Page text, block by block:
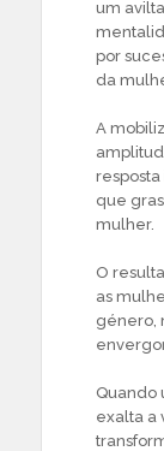
um
por
da
A
que
mulher.
O
as
género,
Quando
exalta a